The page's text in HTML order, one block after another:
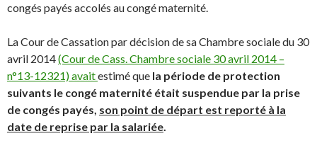
congés payés accolés au congé maternité.
La Cour de Cassation par décision de sa Chambre sociale du 30
avril 2014(Cour de Cass. Chambre sociale 30 avril 2014 –
n°13-12321) avaitestimé que la période de protection
suivants le congé maternité était suspendue par la prise
de congés payés, son point de départ est reporté à la
date de reprise par la salariée.